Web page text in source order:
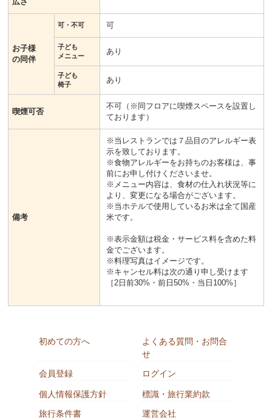
お子様
の同伴
可・不可 可
子ども
メニュー
あり
子ども
椅子
あり
喫煙可否
不可（※同フロアに喫煙スペースを設置し
ております）
備考
※当レストランでは７品目のアレルギー表
示を致しております。
※食物アレルギーをお持ちのお客様は、事
前にお申し付けくださいませ。
※メニュー内容は、食材の仕入れ状況等に
より、変更になる場合がございます。
※当ホテルで使用しているお米は全て国産
米です。
※表示金額は税金・サービス料を含めた料
金でございます。
※料理写真はイメージです。
※キャンセル料は次の通り申し受けます
［2日前30%・前日50%・当日100%］
初めての方へ
よくある質問・お問合
せ
会員登録
ログイン
個人情報保護方針
標識・旅行業約款
旅行条件書
運営会社